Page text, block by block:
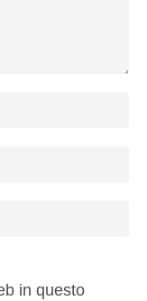
in questo